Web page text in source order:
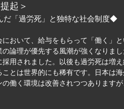
起＞
「過労死」と独特な社会制度◆
おいて、給与をもらって「働く」
論理が優先する風潮が強くなりま
採用されました。以後も過労死は増
とは世界的にも稀有です。日本は
働く環境は改善されつつあります